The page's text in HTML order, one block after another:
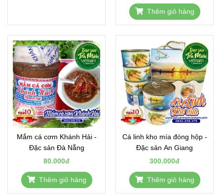
Thêm giỏ hàng
Mắm cá cơm Khánh Hải -
Đặc sản Đà Nẵng
80.000đ
Thêm giỏ hàng
Cá linh kho mía đóng hộp -
Đặc sản An Giang
300.000đ
Thêm giỏ hàng